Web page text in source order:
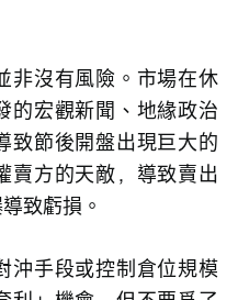
非沒有風險。市場在休
的宏觀新聞、地緣政治
致節後開盤出現巨大的
賣方的天敵，導致賣出
致虧損。
沖手段或控制倉位規模